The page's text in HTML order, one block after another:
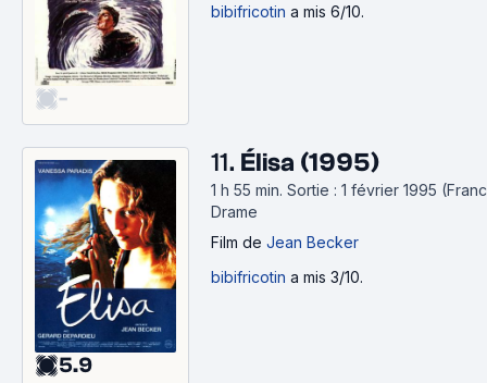
-
bibifricotin a mis 6/10.
5.9
11. Élisa (1995)
1 h 55 min. Sortie : 1 février 1995
Drame
Film de Jean Becker
bibifricotin a mis 3/10.